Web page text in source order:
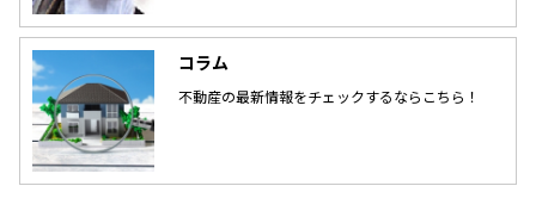
コラム
不動産の最新情報をチェックするならこちら！